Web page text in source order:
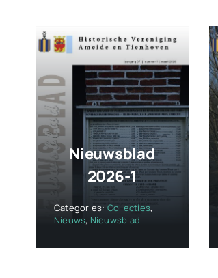
Nieuwsblad
2026-1
Categories: Collecties,
Nieuws, Nieuwsblad